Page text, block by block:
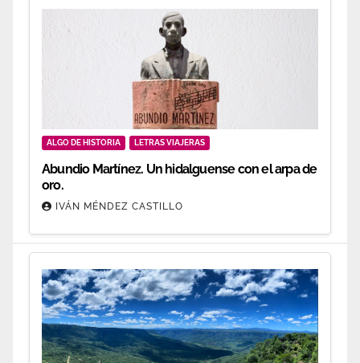
ALGO DE HISTORIA LETRAS VIAJERAS
Abundio Martínez. Un hidalguense con el arpa de
oro.
IVÁN MÉNDEZ CASTILLO